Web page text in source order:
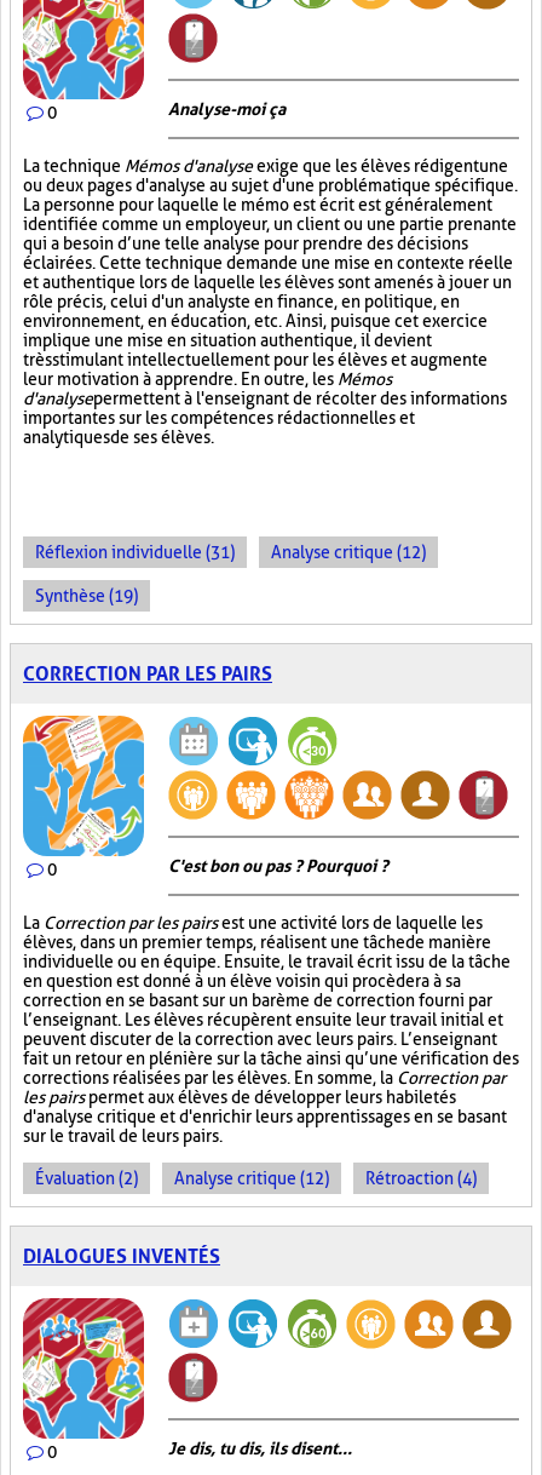
0 Analyse-moi ça
La technique Mémos d'analyseexige que les élèves rédigent une
ou deux pages d'analyse au sujet d'une problématique spécifique.
La personne pour laquelle le mémo est écrit est généralement
identifiée comme un employeur, un client ou une partie prenante
qui a besoin d’une telle analyse pour prendre des décisions
éclairées. Cette technique demande une mise en contexte réelle
et authentique lors de laquelle les élèves sont amenés à jouer un
rôle précis, celui d'un analyste en finance, en politique, en
environnement, en éducation, etc. Ainsi, puisque cet exercice
implique une mise en situation authentique, il devient
très stimulant intellectuellement pour les élèves et augmente
leur motivation à apprendre. En outre, les Mémos
d'analysepermettent à l'enseignant de récolter des informations
importantes sur les compétences rédactionnelles et
analytiques de ses élèves.
Réflexion individuelle (31) Analyse critique (12)
Synthèse (19)
CORRECTION PAR LES PAIRS
0 C'est bon ou pas ? Pourquoi ?
La Correction par les pairsest une activité lors de laquelle les
élèves, dans un premier temps, réalisent une tâche de manière
individuelle ou en équipe. Ensuite, le travail écrit issu de la tâche
en question est donné à un élève voisin qui procèdera à sa
correction en se basant sur un barème de correction fourni par
l’enseignant. Les élèves récupèrent ensuite leur travail initial et
peuvent discuter de la correction avec leurs pairs. L’enseignant
fait un retour en plénière sur la tâche ainsi qu’une vérification des
corrections réalisées par les élèves. En somme, la Correction par
les pairspermet aux élèves de développer leurs habiletés
d'analyse critique et d'enrichir leurs apprentissages en se basant
sur le travail de leurs pairs.
Évaluation (2) Analyse critique (12) Rétroaction (4)
DIALOGUES INVENTÉS
0 Je dis, tu dis, ils disent...